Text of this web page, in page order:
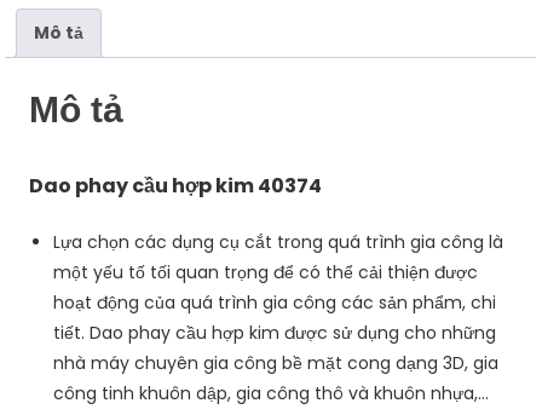
Mô tả
Mô tả
Dao phay cầu hợp kim 40374
Lựa chọn các dụng cụ cắt trong quá trình gia công là
một yếu tố tối quan trọng để có thể cải thiện được
hoạt động của quá trình gia công các sản phẩm, chi
tiết. Dao phay cầu hợp kim được sử dụng cho những
nhà máy chuyên gia công bề mặt cong dạng 3D, gia
công tinh khuôn dập, gia công thô và khuôn nhựa,…